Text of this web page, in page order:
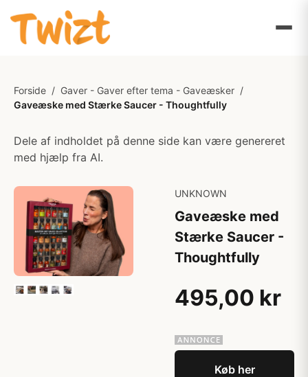
Forside / Gaver - Gaver efter tema - Gaveæsker /
Gaveæske med Stærke Saucer - Thoughtfully
Dele af indholdet på denne side kan være genereret
med hjælp fra AI.
UNKNOWN
Gaveæske med
Stærke Saucer -
Thoughtfully
495,00 kr
Køb her